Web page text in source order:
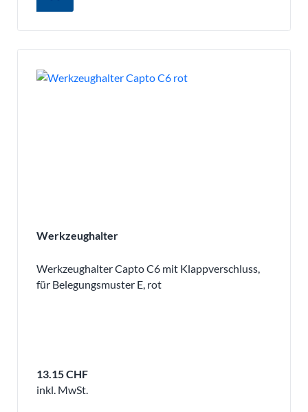
Werkzeughalter
Werkzeughalter Capto C6 mit Klappverschluss,
für Belegungsmuster E, rot
13.15 CHF
inkl. MwSt.